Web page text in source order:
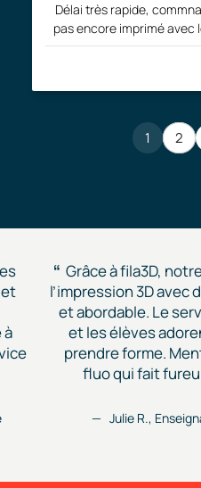
Délai très rapide,
pas encore imprimé avec
1 2
à
Grâce à fila3D,
l’impression 3D avec
et abordable. Le
et les élèves
prendre forme.
fluo qui fait
Julie R.,